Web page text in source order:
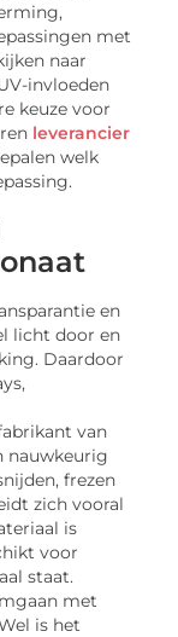
met
naar
invloeden
keuze voor
leverancier
welk
en
licht door en
Daardoor
van
nauwkeurig
frezen
zich vooral
is
voor
staat.
met
is het